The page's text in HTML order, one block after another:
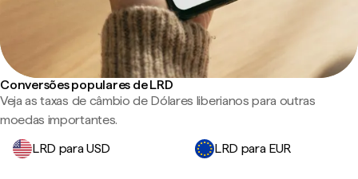
Conversões populares de LRD
Veja as taxas de câmbio de Dólares liberianos para outras
moedas importantes.
LRD para USD
LRD para EUR